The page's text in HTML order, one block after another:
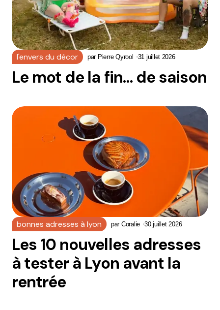
l'envers du décor par Pierre Qyrool 31 juillet 2026
Le mot de la fin… de saison
bonnes adresses à lyon par Coralie 30 juillet 2026
Les 10 nouvelles adresses
à tester à Lyon avant la
rentrée